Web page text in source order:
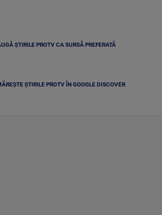
ȘTIRILE PROTV CA SURSĂ PREFERATĂ
ȘTIRILE PROTV ÎN GOOGLE DISCOVER